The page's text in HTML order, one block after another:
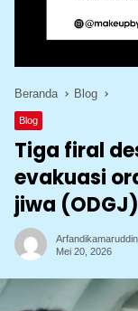
Beranda Blog
Blog
Tiga firal
evakuasi
jiwa (ODGJ)
Arfandikamaruddin
Mei 20, 2026